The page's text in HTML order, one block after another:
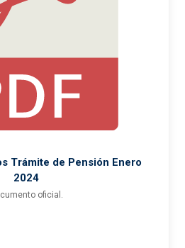
Trámite de Pensión Enero
2024
oficial.